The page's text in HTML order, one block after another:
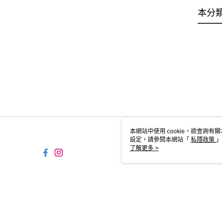
本分
本網站中使用 cookie，欲查詢有
設定，請參閱本網站「 私隱政策
用 cookie。
了解更多 >